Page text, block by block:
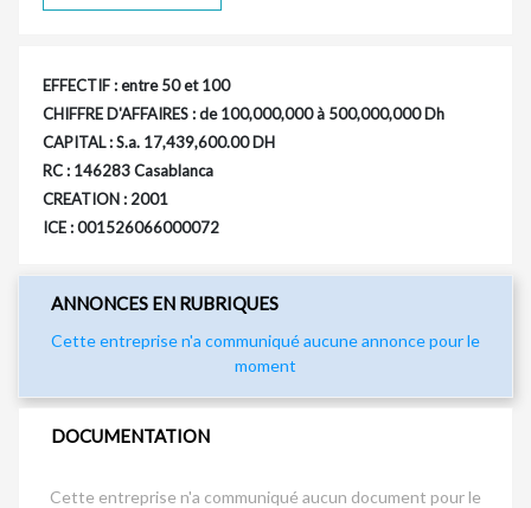
EFFECTIF : entre 50 et 100
CHIFFRE D'AFFAIRES : de 100,000,000 à 500,000,000 Dh
CAPITAL : S.a. 17,439,600.00 DH
RC : 146283 Casablanca
CREATION : 2001
ICE : 001526066000072
ANNONCES EN RUBRIQUES
Cette entreprise n'a communiqué aucune annonce pour le
moment
DOCUMENTATION
Cette entreprise n'a communiqué aucun document pour le